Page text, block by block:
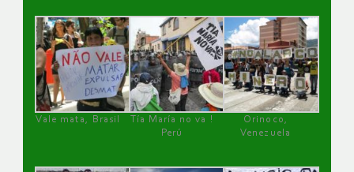
Vale mata, Brasil
Tía María no va !
Perú
Orinoco,
Venezuela